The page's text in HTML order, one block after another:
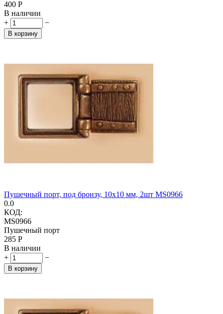
‍400‍ Р
В наличии
+
−
В корзину
Пушечный порт, под бронзу, 10x10 мм, 2шт MS0966
0.0
КОД:
MS0966
Пушечный порт
‍285‍ Р
В наличии
+
−
В корзину